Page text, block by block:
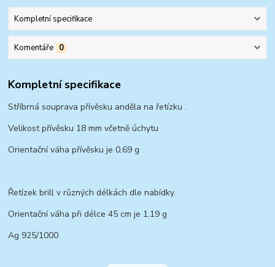
Kompletní specifikace
Komentáře 0
Kompletní specifikace
Stříbrná souprava přívěsku anděla na řetízku .
Velikost přívěsku 18 mm včetně úchytu
Orientační váha přívěsku je 0,69 g
Řetízek brill v různých délkách dle nabídky.
Orientační váha při délce 45 cm je 1,19 g
Ag 925/1000